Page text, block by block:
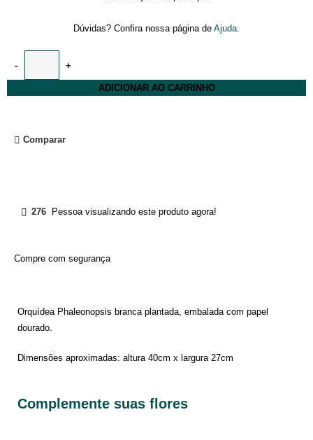
Dúvidas? Confira nossa página de Ajuda.
ADICIONAR AO CARRINHO
Comparar
276 Pessoa visualizando este produto agora!
Compre com segurança
Orquídea Phaleonopsis branca plantada, embalada com papel
dourado.
Dimensões aproximadas: altura 40cm x largura 27cm
Complemente suas flores